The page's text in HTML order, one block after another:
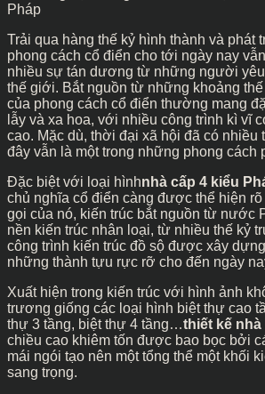
Pháp
Trải qua hàng thế kỷ hình thành và phát
phong cách cổ điển cho tới ngày nay
nhiều sự tán dương từ những người
thế giới. Bắt nguồn từ những khoảng
của phong cách cổ điển thường mang
lẫy và xa hoa, với nhiều công trình kì vĩ
cao. Mặc dù, thời đại xã hội đã có nhiều
đây vẫn là một trong những phong cách
Đặc biệt với loại hìnhnhà cấp 4 kiểu
chủ nghĩa cổ điển càng được thể hiện
gọi của nó, kiến trúc bắt nguồn từ nước
nền kiến trúc nhân loại, từ nhiều thế kỷ
công trình kiến trúc đồ sộ được xây
những thành tựu rực rỡ cho đến ngày
Xuất hiện trong kiến trúc với hình ảnh
trương giống các loại hình biệt thự cao
thự 3 tầng, biệt thự 4 tầng…thiết kế nhà
chiều cao khiêm tốn được bao bọc bởi
mái ngói tạo nên một tổng thể một khối
sang trọng.